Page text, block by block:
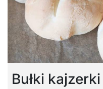
Bułki kajzerki